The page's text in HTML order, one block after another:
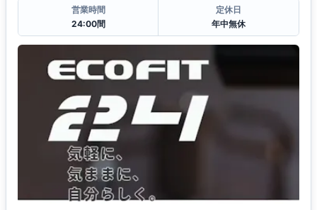
営業時間
24:00間
定休日
年中無休